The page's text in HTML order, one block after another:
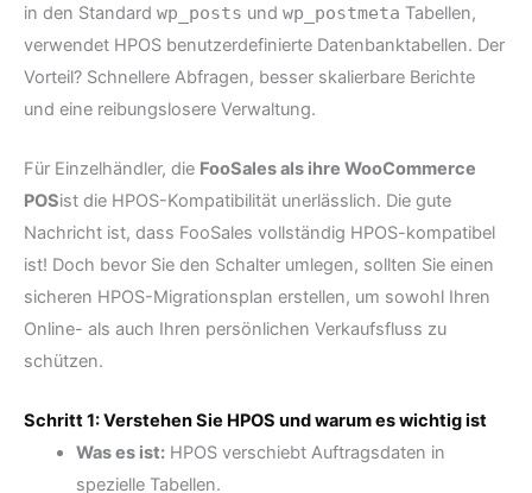
in den Standard wp_posts und wp_postmeta Tabellen,
verwendet HPOS benutzerdefinierte Datenbanktabellen. Der
Vorteil? Schnellere Abfragen, besser skalierbare Berichte
und eine reibungslosere Verwaltung.
Für Einzelhändler, die FooSalesals ihre WooCommerce
POSist die HPOS-Kompatibilität unerlässlich. Die gute
Nachricht ist, dass FooSales vollständig HPOS-kompatibel
ist! Doch bevor Sie den Schalter umlegen, sollten Sie einen
sicheren HPOS-Migrationsplan erstellen, um sowohl Ihren
Online- als auch Ihren persönlichen Verkaufsfluss zu
schützen.
Schritt 1: Verstehen Sie HPOS und warum es wichtig ist
Was es ist:HPOS verschiebt Auftragsdaten in
spezielle Tabellen.